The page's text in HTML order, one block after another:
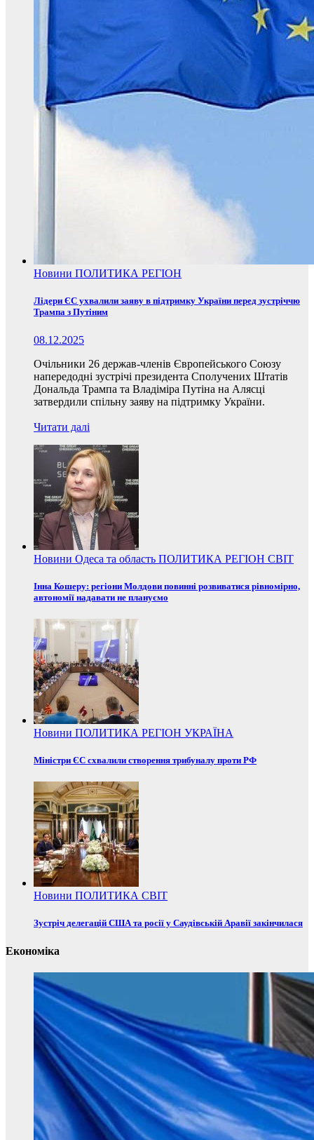
Новини ПОЛИТИКА РЕГІОН
Лідери ЄС ухвалили заяву в підтримку України перед зустріччю
Трампа з Путіним
08.12.2025
Очільники 26 держав-членів Європейського Союзу
напередодні зустрічі президента Сполучених Штатів
Дональда Трампа та Владіміра Путіна на Алясці
затвердили спільну заяву на підтримку України.
Читати далі
Новини Одеса та область ПОЛИТИКА РЕГІОН СВІТ
Інна Кошеру: регіони Молдови повинні розвиватися рівномірно,
автономії надавати не плануємо
Новини ПОЛИТИКА РЕГІОН УКРАЇНА
Міністри ЄС схвалили створення трибуналу проти РФ
Новини ПОЛИТИКА СВІТ
Зустріч делегацій США та росії у Саудівській Аравії закінчилася
Економіка